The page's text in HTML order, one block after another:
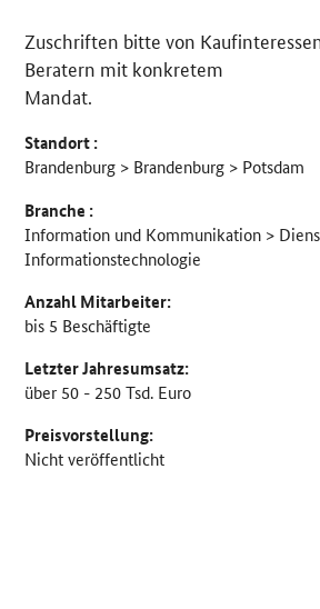
Zuschriften bitte von
Beratern mit konkretem
Mandat.
Standort :
Brandenburg > Brandenburg > Potsdam
Branche :
Information und Kommunikation >
Informationstechnologie
Anzahl Mitarbeiter:
bis 5 Beschäftigte
Letzter Jahresumsatz:
über 50 - 250 Tsd. Euro
Preisvorstellung:
Nicht veröffentlicht